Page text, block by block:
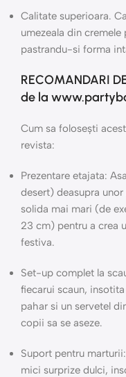
Calitate superioara.
umezeala din
pastrandu-si forma
RECOMANDARI
de la
Cum sa folosești
revista:
Prezentare etajata:
desert) deasupra
solida mai mari (de
23 cm) pentru a crea
festiva.
Set-up complet la
fiecarui scaun,
pahar si un servetel
copii sa se aseze.
Suport pentru
mici surprize dulci,